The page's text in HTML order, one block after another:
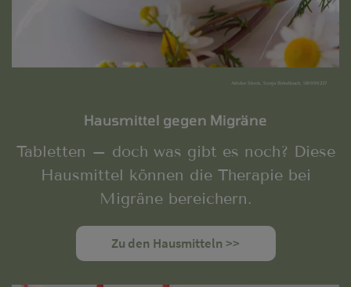
Adobe Stock, Sonja Birkelbach, 150996237
Hausmittel gegen Migräne
Tabletten – doch was gibt es noch? Diese
Hausmittel können die Therapie bei
Migräne bereichern.
Zu den Hausmitteln >>